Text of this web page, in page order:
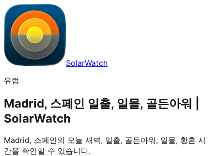
SolarWatch
유럽
Madrid, 스페인 일출, 일몰, 골든아워 |
SolarWatch
Madrid, 스페인의 오늘 새벽, 일출, 골든아워, 일몰, 황혼 시
간을 확인할 수 있습니다.